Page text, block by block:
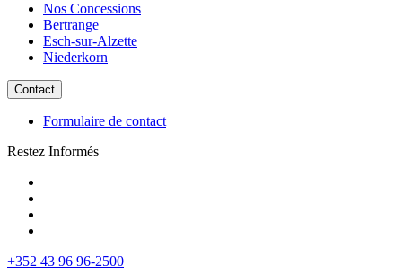
Nos Concessions
Bertrange
Esch-sur-Alzette
Niederkorn
Contact
Formulaire de contact
Restez Informés
+352 43 96 96-2500